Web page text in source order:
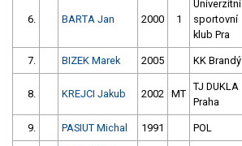
6. BARTA Jan 2000 1
Univerzitní
sportovní
klub Pra
7. BIZEK Marek 2005 KK Brandý
8. KREJCI Jakub 2002 MT
TJ DUKLA
Praha
9. PASIUT Michal 1991 POL